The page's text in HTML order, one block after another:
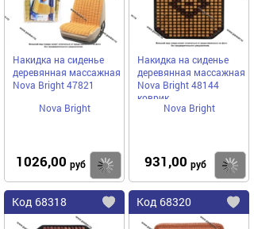
Накидка на сиденье
деревянная массажная
Nova Bright 47821
Nova Bright
1026,00 руб Купить
Накидка на сиденье
деревянная массажная
Nova Bright 48144
коврик
Nova Bright
931,00 руб
Код 68318
Добавить
Код 68320